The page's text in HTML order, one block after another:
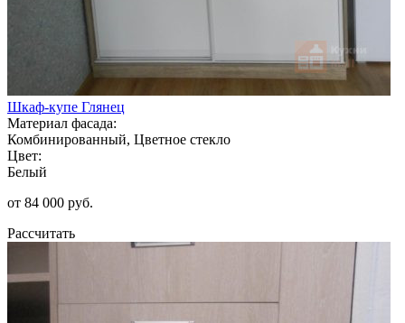
Шкаф-купе Глянец
Материал фасада:
Комбинированный, Цветное стекло
Цвет:
Белый
от 84 000 руб.
Рассчитать